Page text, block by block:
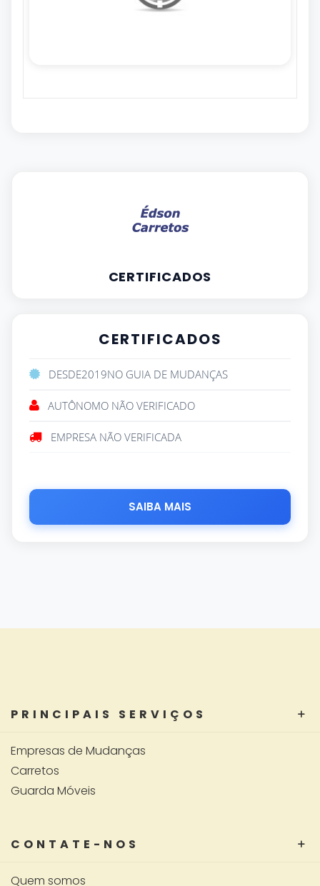
CERTIFICADOS
CERTIFICADOS
DESDE2019NO GUIA DE MUDANÇAS
AUTÔNOMO NÃO VERIFICADO
EMPRESA NÃO VERIFICADA
SAIBA MAIS
PRINCIPAIS SERVIÇOS
Empresas de Mudanças
Carretos
Guarda Móveis
CONTATE-NOS
Quem somos